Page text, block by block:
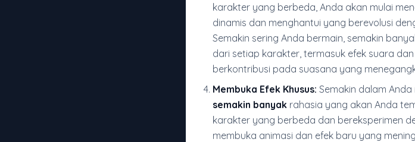
karakter yang berbeda, Anda akan mulai
dinamis dan menghantui yang berevolusi
Semakin sering Anda bermain, semakin
dari setiap karakter, termasuk efek suara
berkontribusi pada suasana yang
Membuka Efek Khusus: Semakin dalam
semakin banyak rahasia yang akan Anda
karakter yang berbeda dan bereksperimen
membuka animasi dan efek baru yang